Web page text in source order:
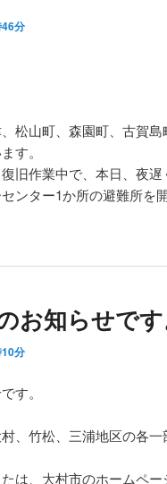
分
松山町、森園町、古賀
す。
旧作業中で、本日、夜遅
ンター1か所の避難所を
お知らせです
分
す。
、竹松、三浦地区の各
は、大村市のホームペー